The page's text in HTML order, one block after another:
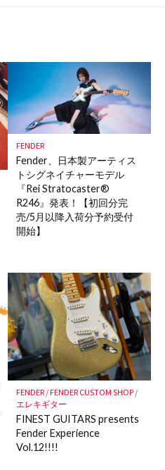
FENDER
Fender、日本製アーティス
トシグネイチャーモデル
『Rei Stratocaster®
R246』発表！【初回分完
売/5月以降入荷分予約受付
開始】
FENDER/FENDER CUSTOM SHOP/
エレキギター
FINEST GUITARS presents
Fender Experience
Vol.12!!!!